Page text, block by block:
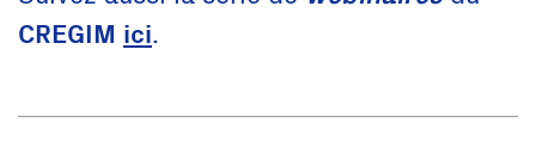
CREGIM ici.